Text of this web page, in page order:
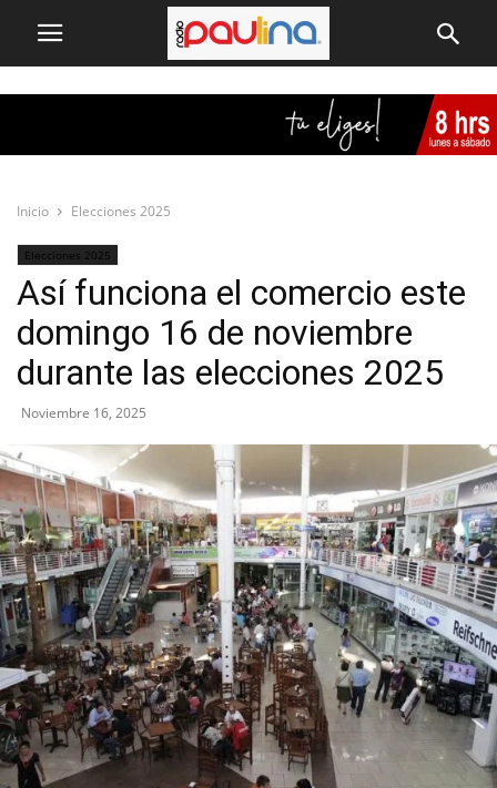
Inicio Elecciones 2025
Elecciones 2025
Así funciona el comercio este
domingo 16 de noviembre
durante las elecciones 2025
Noviembre 16, 2025